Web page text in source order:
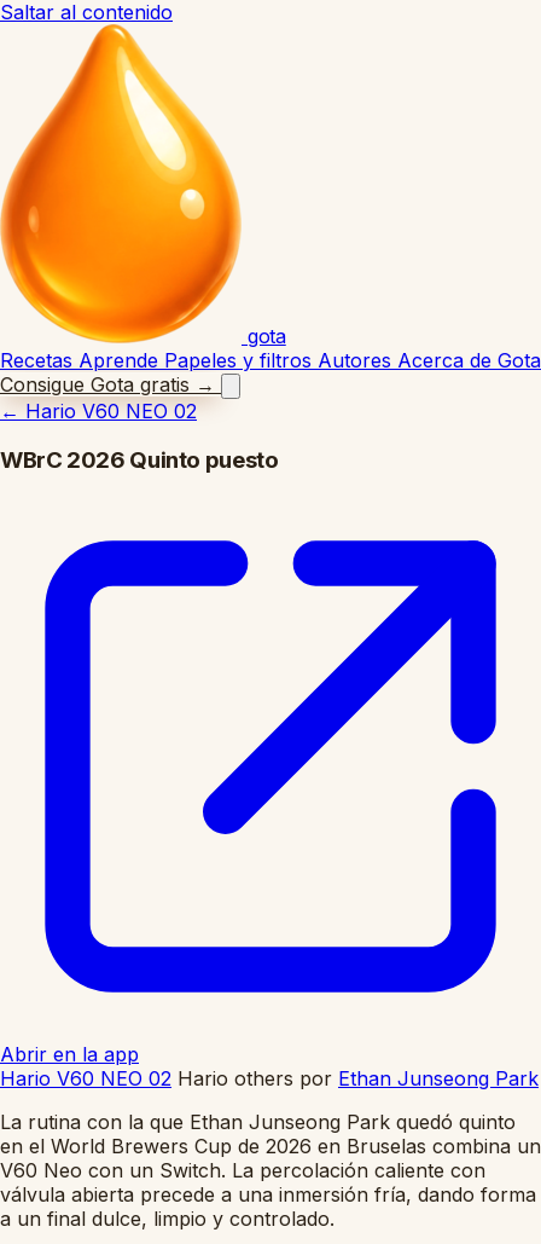
Saltar al contenido
gota
Recetas Aprende Papeles y filtros Autores Acerca de Gota
Consigue Gota gratis →
← Hario V60 NEO 02
WBrC 2026 Quinto puesto
Abrir en la app
Hario V60 NEO 02 Hario others por Ethan Junseong Park
La rutina con la que Ethan Junseong Park quedó quinto
en el World Brewers Cup de 2026 en Bruselas combina un
V60 Neo con un Switch. La percolación caliente con
válvula abierta precede a una inmersión fría, dando forma
a un final dulce, limpio y controlado.